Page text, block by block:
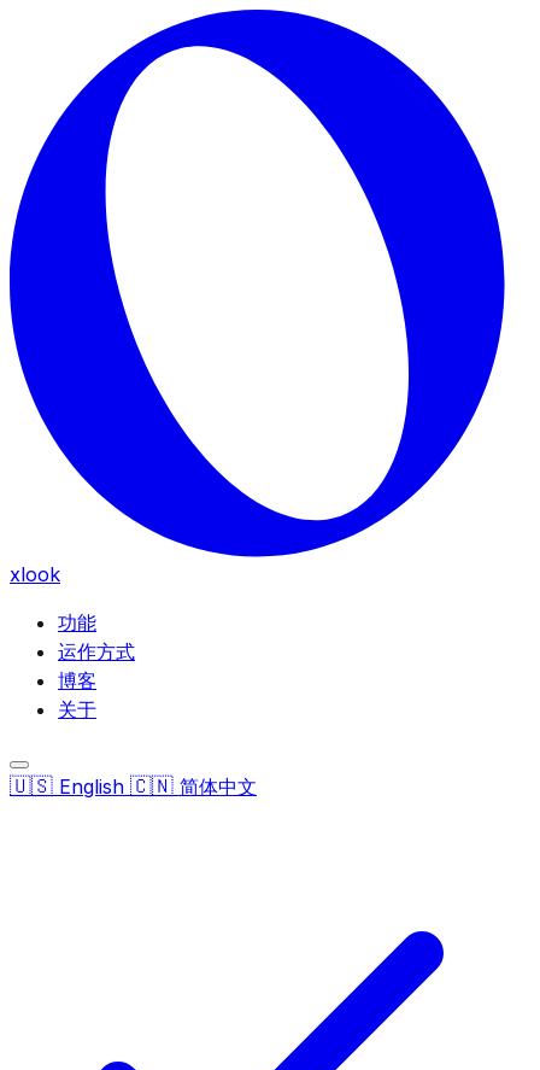
Skip to main content
xlook
功能
运作方式
博客
关于
🇺🇸 English 🇨🇳 简体中文